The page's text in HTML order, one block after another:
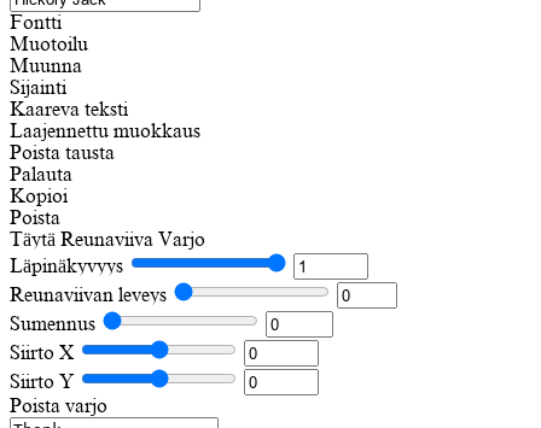
Fontti
Muotoilu
Muunna
Sijainti
Kaareva teksti
Laajennettu muokkaus
Poista tausta
Palauta
Kopioi
Poista
Täytä Reunaviiva Varjo
Läpinäkyvyys
Reunaviivan leveys
Sumennus
Siirto X
Siirto Y
Poista varjo